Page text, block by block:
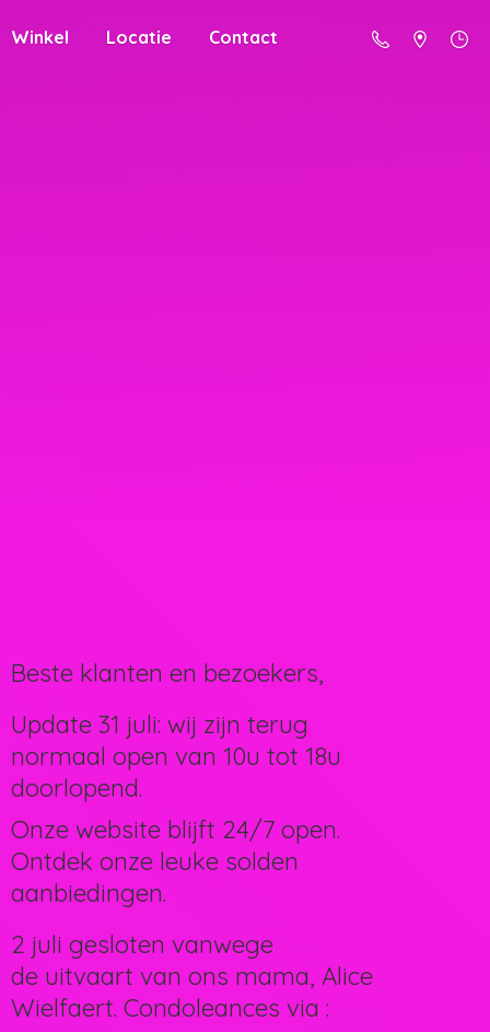
Winkel Locatie Contact
Beste klanten en bezoekers,
Update 31 juli: wij zijn terug
normaal open van 10u tot 18u
doorlopend.
Onze website blijft 24/7 open.
Ontdek onze leuke solden
aanbiedingen.
2 juli gesloten vanwege
de uitvaart van ons mama, Alice
Wielfaert. Condoleances via :